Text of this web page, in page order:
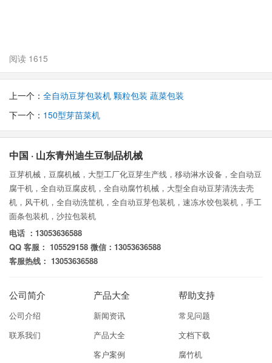
阅读 1615
上一个： 全自动豆芽包装机 颗粒包装 蔬菜包装
下一个： 150型芽苗菜机
中国 · 山东青州迪生豆制品机械
豆芽机械，豆腐机械，大型工厂化豆芽生产线，移动淋水设备，全自动豆
腐干机，全自动豆腐皮机，全自动腐竹机械，大型全自动豆芽清洗去壳
机，风干机，全自动洗筐机，全自动豆芽包装机，速冻水饺包装机，手工
面条包装机，沙拉包装机
电话 ：13053636588
QQ 客服： 105529158 微信：13053636588
客服热线： 13053636588
公司简介
公司介绍
联系我们
产品大全
新闻资讯
产品大全
客户案例
帮助支持
常见问题
文档下载
腐竹机